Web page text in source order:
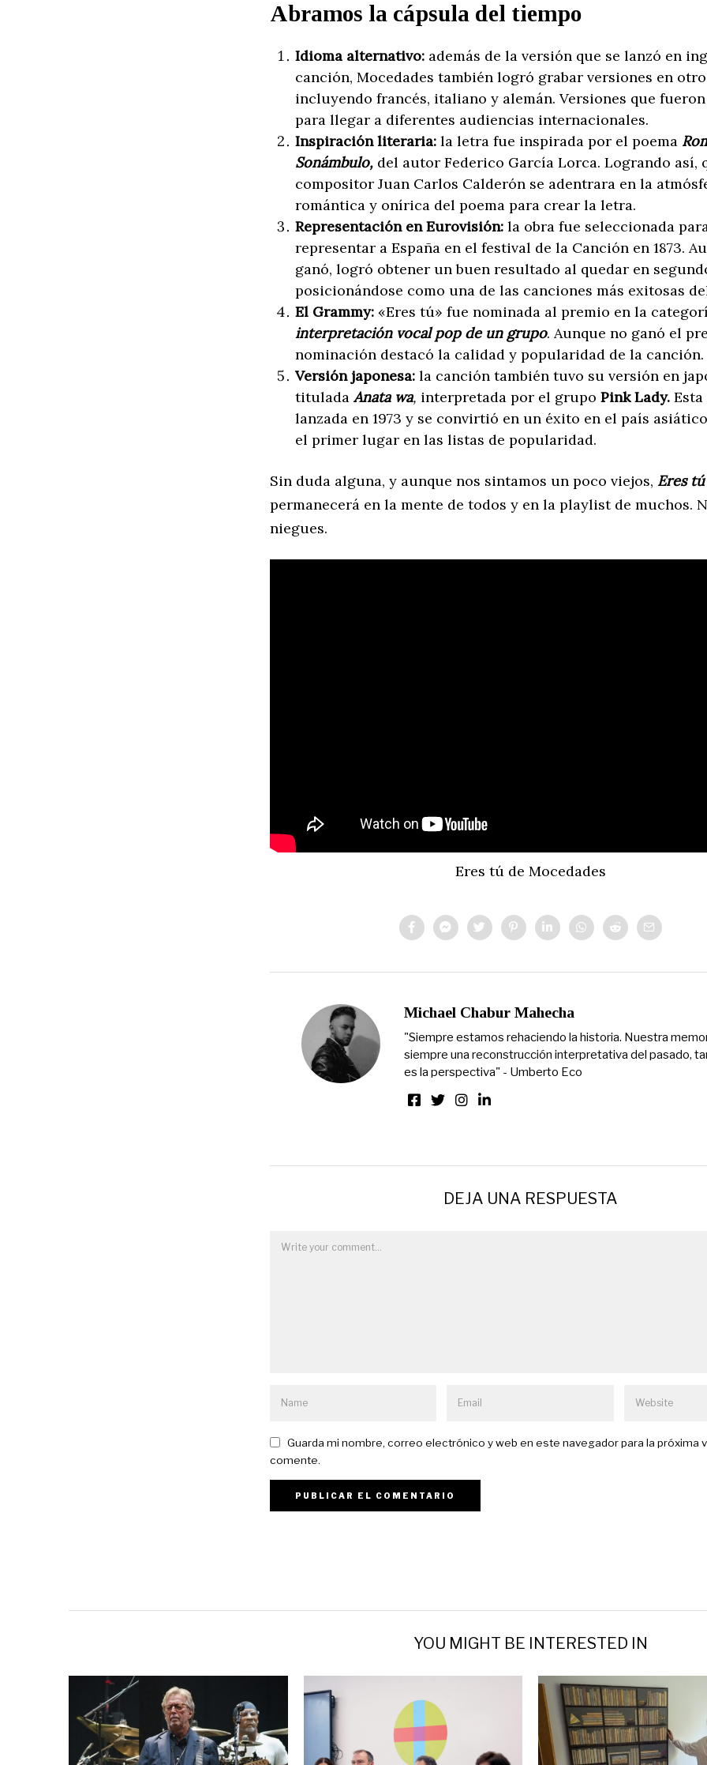
Abramos la cápsula del tiempo
Idioma alternativo:además de la versión que se lanzó en
canción, Mocedades también logró grabar versiones en
incluyendo francés, italiano y alemán. Versiones que
para llegar a diferentes audiencias internacionales.
Inspiración literaria: la letra fue inspirada por el poema
Sonámbulo, del autor Federico García Lorca. Logrando así,
compositor Juan Carlos Calderón se adentrara en la
romántica y onírica del poema para crear la letra.
Representación en Eurovisión: la obra fue seleccionada
representar a España en el festival de la Canción en 1873.
ganó, logró obtener un buen resultado al quedar en
posicionándose como una de las canciones más exitosas
El Grammy: «Eres tú» fue nominada al premio en la
interpretación vocal pop de un grupo. Aunque no ganó el
nominación destacó la calidad y popularidad de la canción.
Versión japonesa: la canción también tuvo su versión en
titulada Anata wa, interpretada por el grupo Pink Lady.
lanzada en 1973 y se convirtió en un éxito en el país
el primer lugar en las listas de popularidad.
Sin duda alguna, y aunque nos sintamos un poco viejos, Eres tú
permanecerá en la mente de todos y en la playlist de muchos.
niegues.
Eres tú de Mocedades
Michael Chabur Mahecha
"Siempre estamos rehaciendo la historia. Nuestra
siempre una reconstrucción interpretativa del pasado,
es la perspectiva" - Umberto Eco
DEJA UNA RESPUESTA
Guarda mi nombre, correo electrónico y web en este navegador para la próxima
comente.
YOU MIGHT BE INTERESTED IN